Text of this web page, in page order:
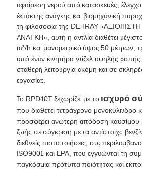
Προϊόντα
Βίντεο
Σχετικά με εμάς
Γύρος εργοστασίων
Ποιοτικός έλεγχος
αφαίρεση νερού από κατασκευές,
έκτακτης ανάγκης και βιομηχανική
τη φιλοσοφία της DEHRAY
ΑΝΑΓΚΗ», αυτή η αντλία διαθέτει
m³/h και μανομετρικό ύψος 50 μέτρων,
από έναν κινητήρα ντίζελ υψηλής ροπής
σταθερή λειτουργία ακόμη και σε
εργασίας.
Το RPD40T ξεχωρίζει με το ισχυρό
που διαθέτει τετράχρονο μονοκύλινδρο
προσφέρει ανώτερη απόδοση καυσίμου
ζωής σε σύγκριση με τα αντίστοιχα
διεθνείς πιστοποιήσεις,
ISO9001 και EPA, που εγγυώνται τη
παγκόσμια πρότυπα ποιότητας και